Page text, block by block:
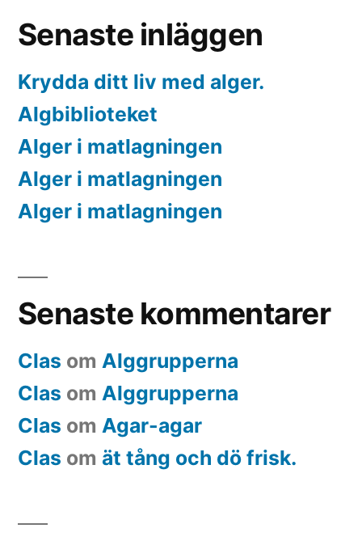
Senaste inläggen
Krydda ditt liv med alger.
Algbiblioteket
Alger i matlagningen
Alger i matlagningen
Alger i matlagningen
Senaste kommentarer
Clas om Alggrupperna
Clas om Alggrupperna
Clas om Agar-agar
Clas om ät tång och dö frisk.